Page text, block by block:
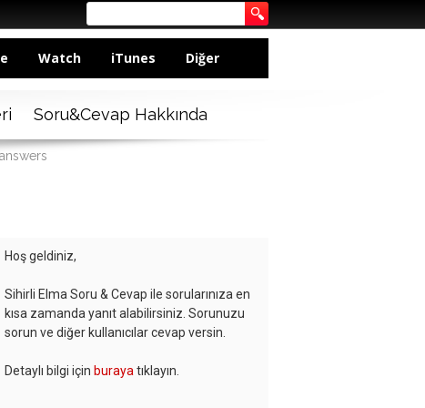
Watch iTunes Diğer
Soru&Cevap Hakkında
Hoş geldiniz,
Sihirli Elma Soru & Cevap ile sorularınıza en
kısa zamanda yanıt alabilirsiniz. Sorunuzu
sorun ve diğer kullanıcılar cevap versin.
Detaylı bilgi için buraya tıklayın.